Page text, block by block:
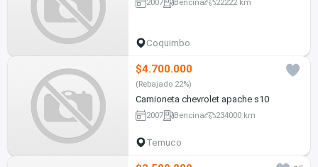
2007 Bencina 22222 km
Coquimbo
$4.700.000
(Rebajado 22%)
Camioneta chevrolet apache s10
2007 Bencina 234000 km
Temuco